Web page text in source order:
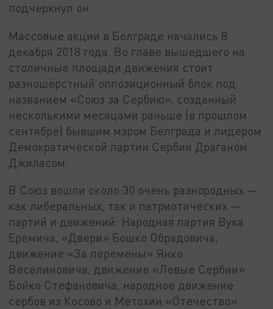
подчеркнул он.
Массовые акции в Белграде начались 8
декабря 2018 года. Во главе вышедшего на
столичные площади движения стоит
разношёрстный оппозиционный блок под
названием «Союз за Сербию», созданный
несколькими месяцами раньше (в прошлом
сентябре) бывшим мэром Белграда и лидером
Демократической партии Сербии Драганом
Джиласом.
В Союз вошли около 30 очень разнородных —
как либеральных, так и патриотических —
партий и движений: Народная партия Вука
Еремича, «Двери» Бошко Обрадовича,
движение «За перемены» Янко
Веселиновича, движение «Левые Сербии»
Бойко Стефановича, народное движение
сербов из Косово и Метохии «Отечество»